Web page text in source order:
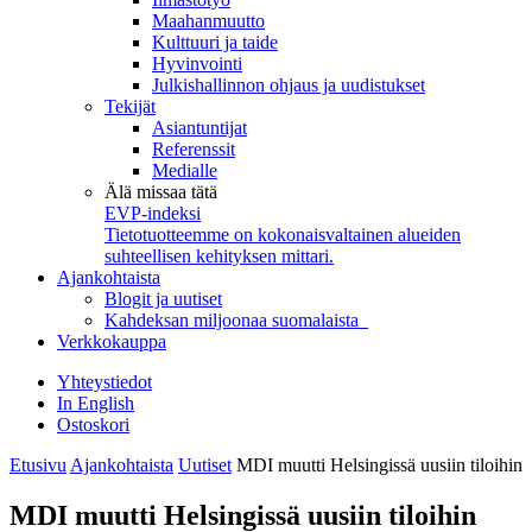
Maahanmuutto
Kulttuuri ja taide
Hyvinvointi
Julkishallinnon ohjaus ja uudistukset
Tekijät
Asiantuntijat
Referenssit
Medialle
Älä missaa tätä
EVP-indeksi
Tietotuotteemme on kokonaisvaltainen alueiden
suhteellisen kehityksen mittari.
Ajankohtaista
Blogit ja uutiset
Kahdeksan miljoonaa suomalaista
Verkkokauppa
Yhteystiedot
In English
Ostoskori
Etusivu Ajankohtaista Uutiset MDI muutti Helsingissä uusiin tiloihin
MDI muutti Helsingissä uusiin tiloihin